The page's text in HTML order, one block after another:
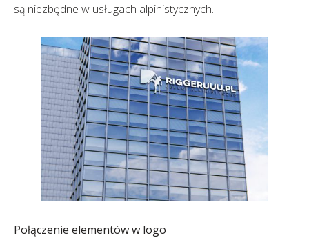
są niezbędne w usługach alpinistycznych.
Połączenie elementów w logo